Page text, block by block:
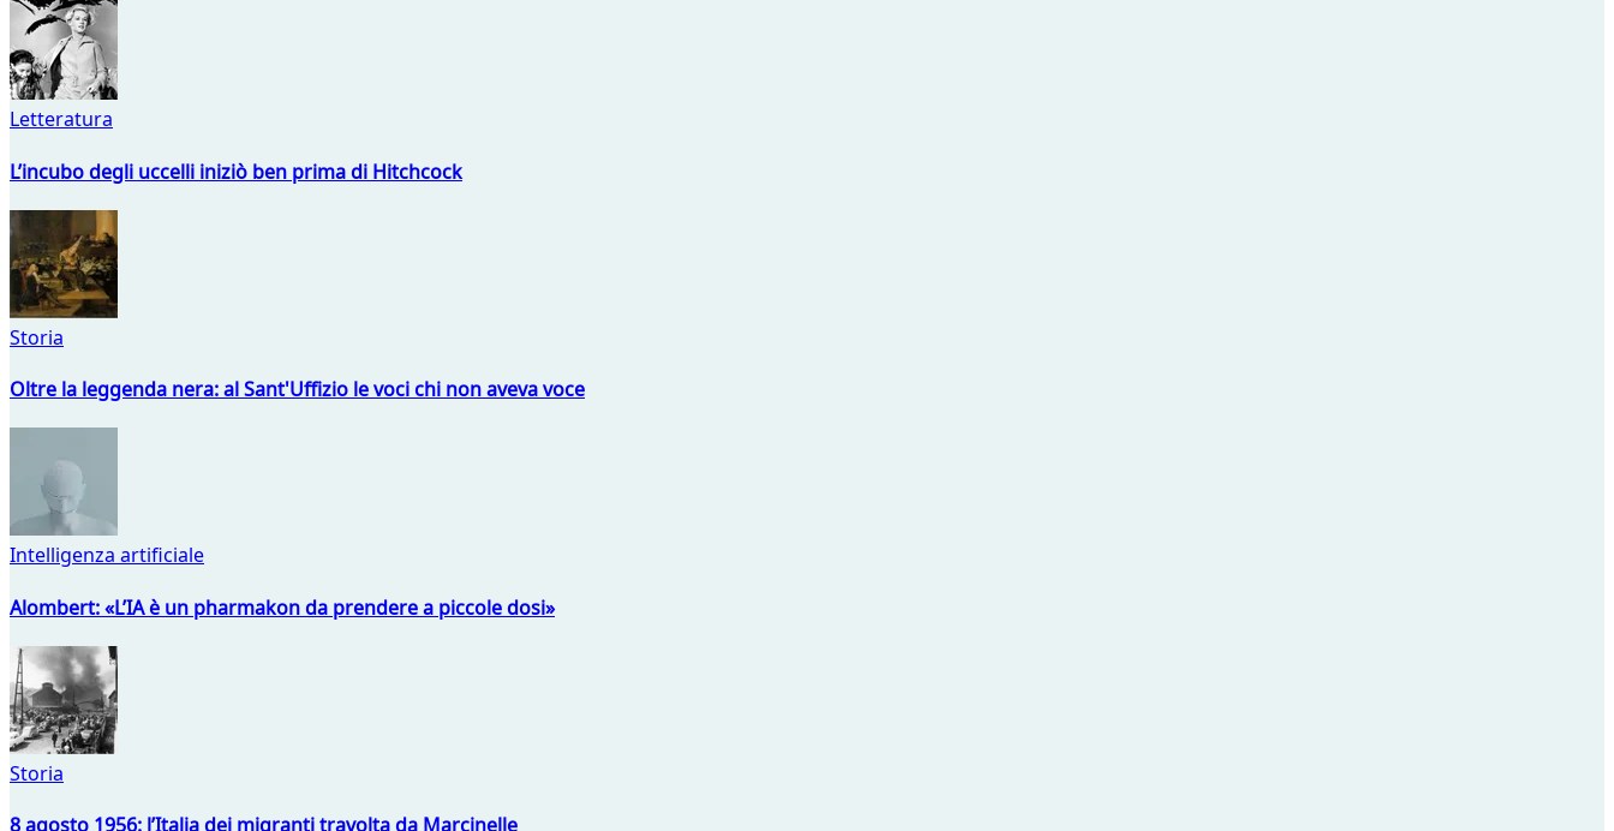
Letteratura
L’incubo degli uccelli iniziò ben prima di Hitchcock
Storia
Oltre la leggenda nera: al Sant'Uffizio le voci chi non aveva voce
Intelligenza artificiale
Alombert: «L’IA è un pharmakon da prendere a piccole dosi»
Storia
8 agosto 1956: l’Italia dei migranti travolta da Marcinelle